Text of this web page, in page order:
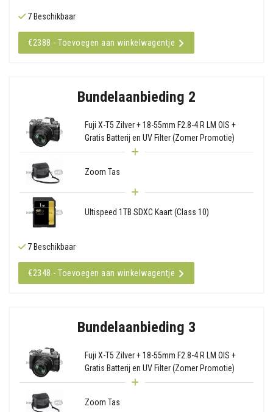
7 Beschikbaar
€2388 - Toevoegen aan winkelwagentje
Bundelaanbieding 2
Fuji X-T5 Zilver + 18-55mm F2.8-4 R LM OIS +
Gratis Batterij en UV Filter (Zomer Promotie)
Zoom Tas
Ultispeed 1TB SDXC Kaart (Class 10)
7 Beschikbaar
€2348 - Toevoegen aan winkelwagentje
Bundelaanbieding 3
Fuji X-T5 Zilver + 18-55mm F2.8-4 R LM OIS +
Gratis Batterij en UV Filter (Zomer Promotie)
Zoom Tas